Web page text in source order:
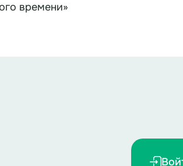
времени»
на 30 секунд (как
т.д.